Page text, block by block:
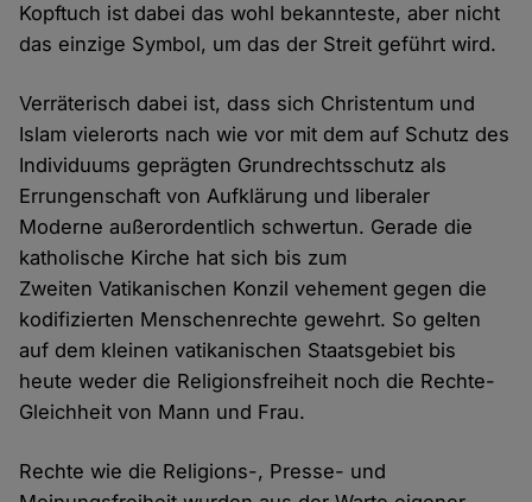
Kopftuch ist dabei das wohl bekannteste, aber nicht
das einzige Symbol, um das der Streit geführt wird.
Verräterisch dabei ist, dass sich Christentum und
Islam vielerorts nach wie vor mit dem auf Schutz des
Individuums geprägten Grundrechtsschutz als
Errungenschaft von Aufklärung und liberaler
Moderne außerordentlich schwertun. Gerade die
katholische Kirche hat sich bis zum
Zweiten Vatikanischen Konzil vehement gegen die
kodifizierten Menschenrechte gewehrt. So gelten
auf dem kleinen vatikanischen Staatsgebiet bis
heute weder die Religionsfreiheit noch die Rechte-
Gleichheit von Mann und Frau.
Rechte wie die Religions-, Presse- und